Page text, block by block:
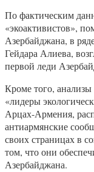
По фактическим
«экоактивистов»,
Азербайджана, в
Гейдара Алиева,
первой леди
Кроме того,
«лидеры
Арцах-Армения,
антиармянские
своих страницах в
том, что они
Азербайджана.